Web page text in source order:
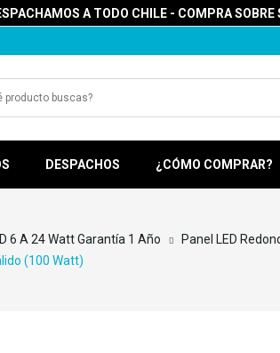
A TODO CHILE - COMPRA
DESPACHOS ¿CÓMO COMPRAR?
6 A 24 Watt Garantía 1 Año
Panel LED
(100 Watt)